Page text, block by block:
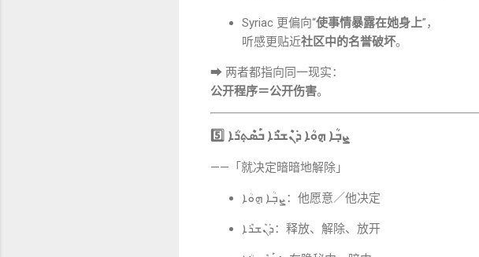
Syriac 更偏向“使事情暴露在她身上”，
听感更贴近社区中的名誉破坏。
➡ 两者都指向同一现实：
公开程序＝公开伤害。
5️⃣ ܨܒ݂ܳܐ ܗ݈ܘܳܐ ܕ݁ܢܶܫܪܶܐ ܒ݁ܰܣܶܬ݂ܪܳܐ
——「就决定暗暗地解除」
ܨܒ݂ܳܐ ܗ݈ܘܳܐ：他愿意／他决定
ܕ݁ܢܶܫܪܶܐ：释放、解除、放开